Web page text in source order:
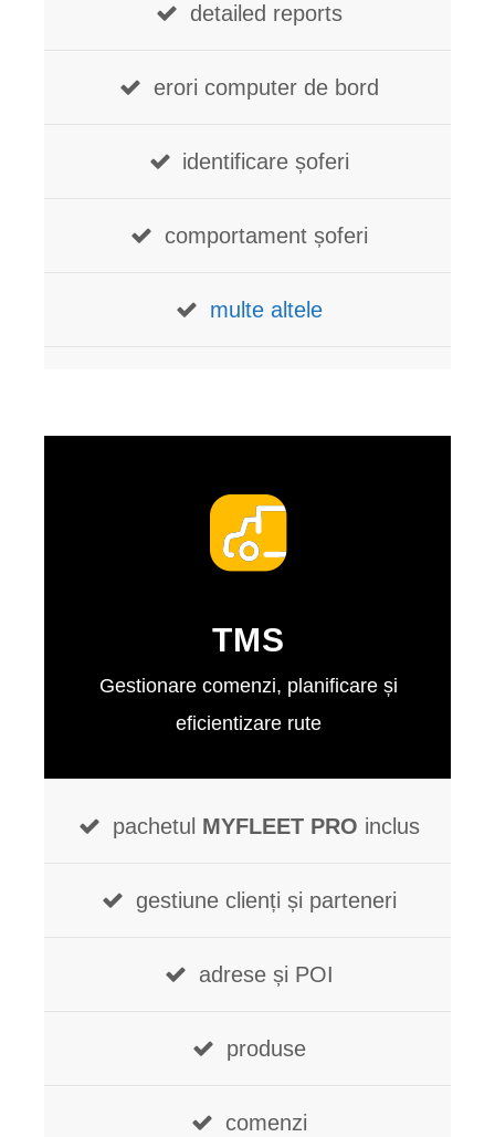
detailed reports
erori computer de bord
identificare șoferi
comportament șoferi
multe altele
TMS
Gestionare comenzi, planificare și
eficientizare rute
pachetul MYFLEET PRO inclus
gestiune clienți și parteneri
adrese și POI
produse
comenzi